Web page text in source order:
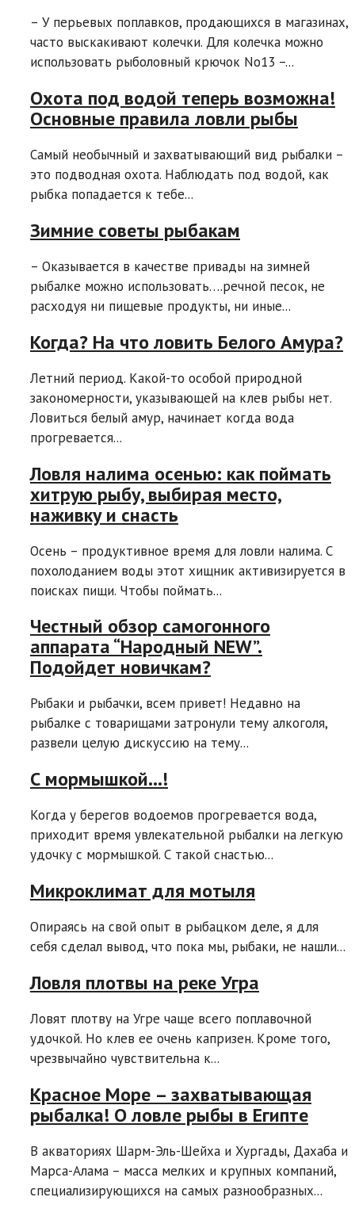
– У перьевых поплавков, продающихся в магазинах,
часто выскакивают колечки. Для колечка можно
использовать рыболовный крючок No13 –...
Охота под водой теперь возможна!
Основные правила ловли рыбы
Самый необычный и захватывающий вид рыбалки –
это подводная охота. Наблюдать под водой, как
рыбка попадается к тебе...
Зимние советы рыбакам
– Оказывается в качестве привады на зимней
рыбалке можно использовать….речной песок, не
расходуя ни пищевые продукты, ни иные...
Когда? На что ловить Белого Амура?
Летний период. Какой-то особой природной
закономерности, указывающей на клев рыбы нет.
Ловиться белый амур, начинает когда вода
прогревается...
Ловля налима осенью: как поймать
хитрую рыбу, выбирая место,
наживку и снасть
Осень – продуктивное время для ловли налима. С
похолоданием воды этот хищник активизируется в
поисках пищи. Чтобы поймать...
Честный обзор самогонного
аппарата “Народный NEW”.
Подойдет новичкам?
Рыбаки и рыбачки, всем привет! Недавно на
рыбалке с товарищами затронули тему алкоголя,
развели целую дискуссию на тему...
С мормышкой…!
Когда у берегов водоемов прогревается вода,
приходит время увлекательной рыбалки на легкую
удочку с мормышкой. С такой снастью...
Микроклимат для мотыля
Опираясь на свой опыт в рыбацком деле, я для
себя сделал вывод, что пока мы, рыбаки, не нашли...
Ловля плотвы на реке Угра
Ловят плотву на Угре чаще всего поплавочной
удочкой. Но клев ее очень капризен. Кроме того,
чрезвычайно чувствительна к...
Красное Море – захватывающая
рыбалка! О ловле рыбы в Египте
В акваториях Шарм-Эль-Шейха и Хургады, Дахаба и
Марса-Алама – масса мелких и крупных компаний,
специализирующихся на самых разнообразных...